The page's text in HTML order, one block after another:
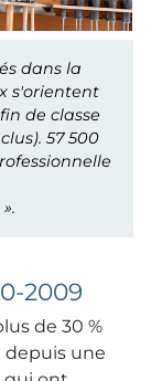
dans la
s'orientent
de classe
57 500
2009
de 30 %
depuis une